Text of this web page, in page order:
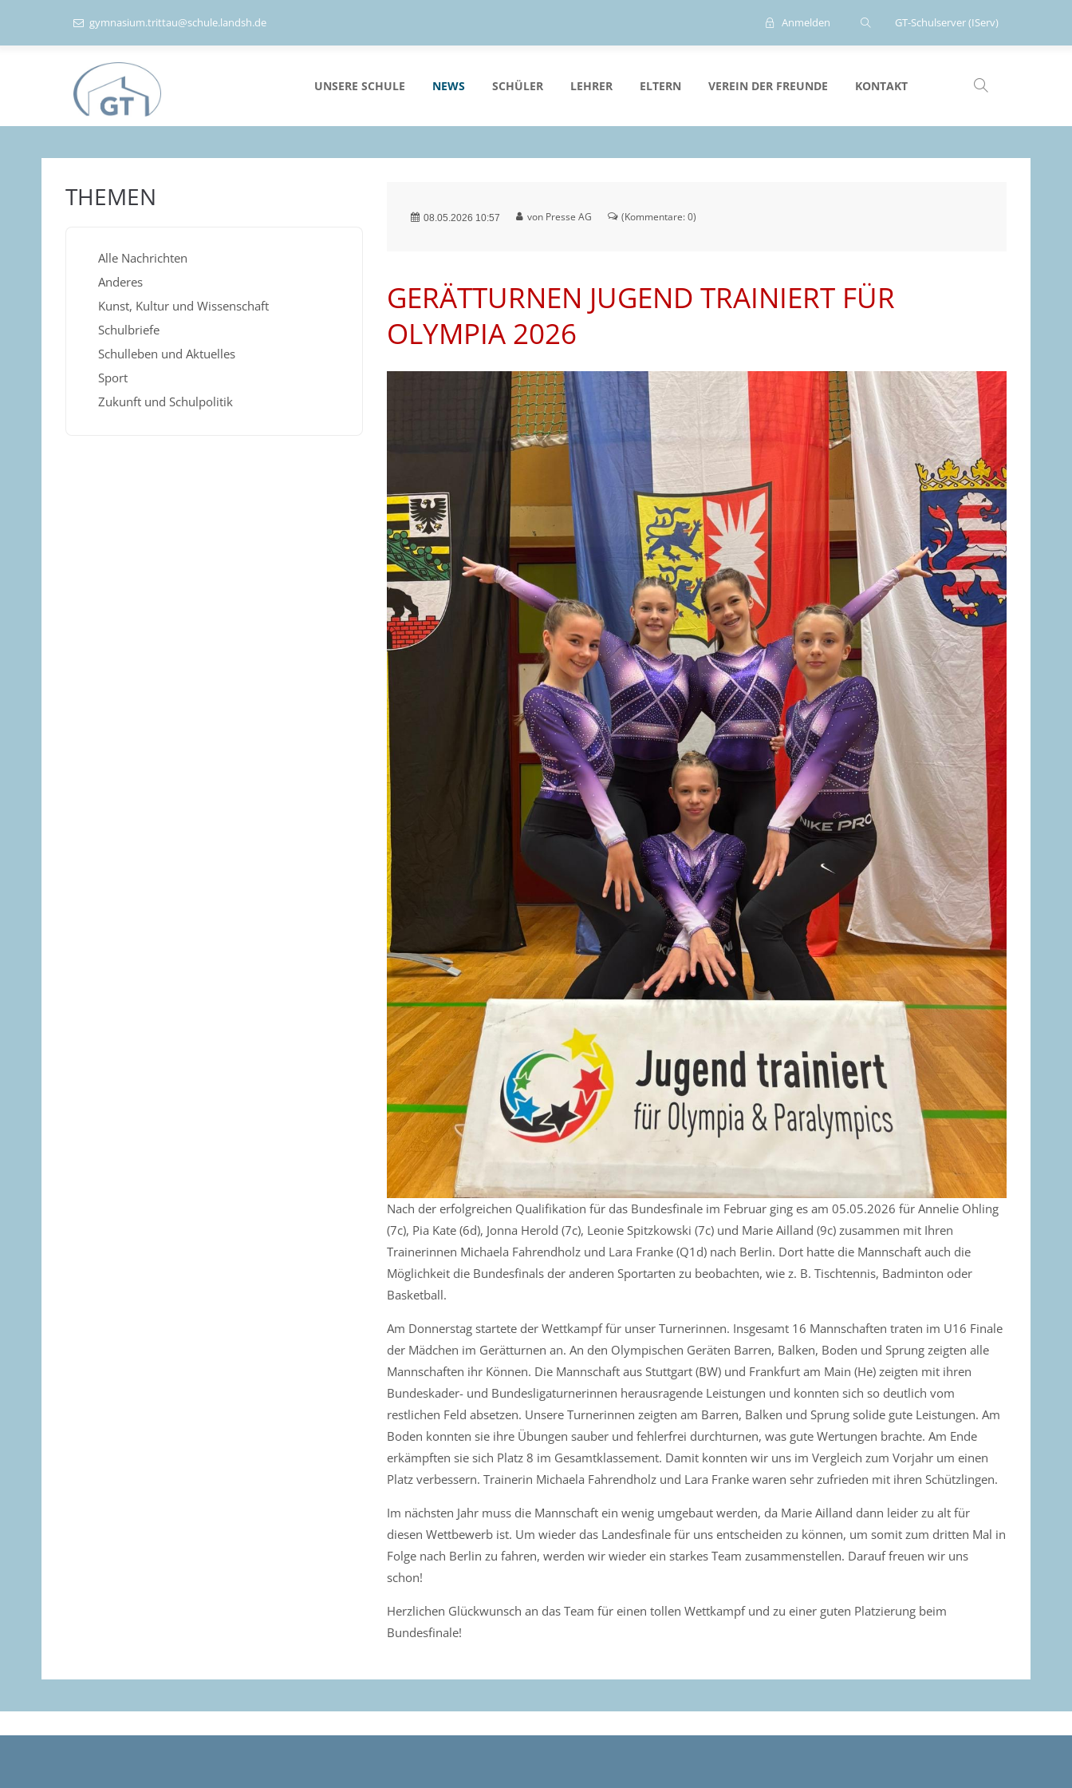
gymnasium.trittau@schule.landsh.de Anmelden GT-Schulserver (IServ)
UNSERE SCHULE NEWS SCHÜLER LEHRER ELTERN VEREIN DER FREUNDE KONTAKT
THEMEN
Alle Nachrichten
Anderes
Kunst, Kultur und Wissenschaft
Schulbriefe
Schulleben und Aktuelles
Sport
Zukunft und Schulpolitik
08.05.2026 10:57 von Presse AG (Kommentare: 0)
GERÄTTURNEN JUGEND TRAINIERT FÜR
OLYMPIA 2026
Nach der erfolgreichen Qualifikation für das Bundesfinale im Februar ging es am 05.05.2026 für Annelie Ohling
(7c), Pia Kate (6d), Jonna Herold (7c), Leonie Spitzkowski (7c) und Marie Ailland (9c) zusammen mit Ihren
Trainerinnen Michaela Fahrendholz und Lara Franke (Q1d) nach Berlin. Dort hatte die Mannschaft auch die
Möglichkeit die Bundesfinals der anderen Sportarten zu beobachten, wie z. B. Tischtennis, Badminton oder
Basketball.
Am Donnerstag startete der Wettkampf für unser Turnerinnen. Insgesamt 16 Mannschaften traten im U16 Finale
der Mädchen im Gerätturnen an. An den Olympischen Geräten Barren, Balken, Boden und Sprung zeigten alle
Mannschaften ihr Können. Die Mannschaft aus Stuttgart (BW) und Frankfurt am Main (He) zeigten mit ihren
Bundeskader- und Bundesligaturnerinnen herausragende Leistungen und konnten sich so deutlich vom
restlichen Feld absetzen. Unsere Turnerinnen zeigten am Barren, Balken und Sprung solide gute Leistungen. Am
Boden konnten sie ihre Übungen sauber und fehlerfrei durchturnen, was gute Wertungen brachte. Am Ende
erkämpften sie sich Platz 8 im Gesamtklassement. Damit konnten wir uns im Vergleich zum Vorjahr um einen
Platz verbessern. Trainerin Michaela Fahrendholz und Lara Franke waren sehr zufrieden mit ihren Schützlingen.
Im nächsten Jahr muss die Mannschaft ein wenig umgebaut werden, da Marie Ailland dann leider zu alt für
diesen Wettbewerb ist. Um wieder das Landesfinale für uns entscheiden zu können, um somit zum dritten Mal in
Folge nach Berlin zu fahren, werden wir wieder ein starkes Team zusammenstellen. Darauf freuen wir uns
schon!
Herzlichen Glückwunsch an das Team für einen tollen Wettkampf und zu einer guten Platzierung beim
Bundesfinale!